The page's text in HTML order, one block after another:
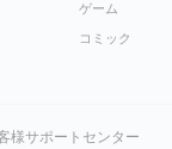
ゲーム
コミック
様サポートセンター